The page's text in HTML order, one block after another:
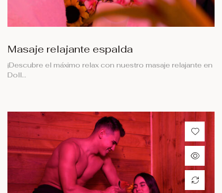
Masaje relajante espalda
¡Descubre el máximo relax con nuestro masaje relajante en
Doll…